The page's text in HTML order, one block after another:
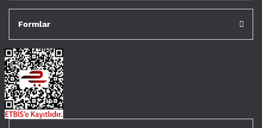
Formlar